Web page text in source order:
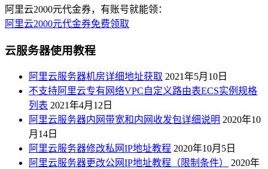
阿里云2000元代金券，有账号就能领：
阿里云2000元代金券免费领取
云服务器使用教程
阿里云服务器机房详细地址获取 2021年5月10日
不支持阿里云专有网络VPC自定义路由表ECS实例规格
列表 2021年4月12日
阿里云服务器内网带宽和内网收发包详细说明 2020年10
月14日
阿里云服务器修改私网IP地址教程 2020年10月5日
阿里云服务器更改公网IP地址教程（限制条件）
2020年